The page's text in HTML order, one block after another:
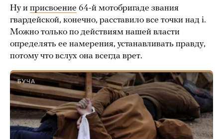
Ну и присвоение 64-й мотобригаде звания
гвардейской, конечно, расставило все точки над i.
Можно только по действиям нашей власти
определять ее намерения, устанавливать правду,
потому что вслух она всегда врет.
БУЧА